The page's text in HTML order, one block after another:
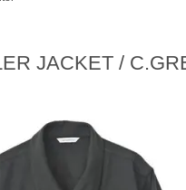
JACKET /